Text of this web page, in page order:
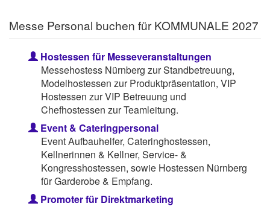
Messe Personal buchen für KOMMUNALE 2027
Hostessen für Messeveranstaltungen
Messehostess Nürnberg zur Standbetreuung,
Modelhostessen zur Produktpräsentation, VIP
Hostessen zur VIP Betreuung und
Chefhostessen zur Teamleitung.
Event & Cateringpersonal
Event Aufbauhelfer, Cateringhostessen,
Kellnerinnen & Kellner, Service- &
Kongresshostessen, sowie Hostessen Nürnberg
für Garderobe & Empfang.
Promoter für Direktmarketing